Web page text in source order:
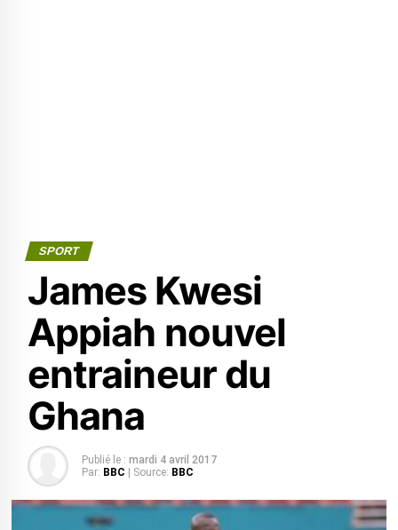
SPORT
James Kwesi
Appiah nouvel
entraineur du
Ghana
Publié le : mardi 4 avril 2017
Par: BBC | Source: BBC